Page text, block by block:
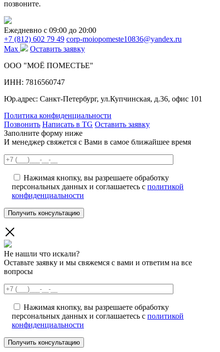
позвоните.
Ежедневно c 09:00 до 20:00
+7 (812) 602 79 49 corp-moiopomeste10836@yandex.ru
Max
Оставить заявку
ООО "МОЁ ПОМЕСТЬЕ"
ИНН: 7816560747
Юр.адрес: Санкт-Петербург, ул.Купчинская, д.36, офис 101
Политика конфиденциальности
Позвонить Написать в TG Оставить заявку
Заполните форму ниже
И менеджер свяжется с Вами в самое ближайшее время
Нажимая кнопку, вы разрешаете обработку
персональных данных и соглашаетесь с политикой
конфиденциальности
Не нашли что искали?
Оставьте заявку и мы свяжемся с вами и ответим на все
вопросы
Нажимая кнопку, вы разрешаете обработку
персональных данных и соглашаетесь с политикой
конфиденциальности